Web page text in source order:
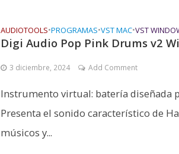
AUDIOTOOLS•PROGRAMAS•VST MAC•VST
Digi Audio Pop Pink Drums v2
3 diciembre, 2024 Add Comment
Instrumento virtual: batería diseñada
Presenta el sonido característico de
músicos y...